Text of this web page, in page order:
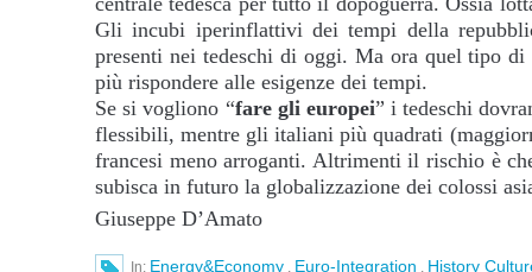
Gli incubi iperinflattivi dei tempi della
presenti nei tedeschi di oggi. Ma ora quel tipo di
più rispondere alle esigenze dei tempi.
Se si vogliono “fare gli europei” i tedeschi
flessibili, mentre gli italiani più quadrati
francesi meno arroganti. Altrimenti il rischio è
subisca in futuro la globalizzazione dei colossi
Giuseppe D’Amato
In: Energy&Economy , Euro-Integration , History